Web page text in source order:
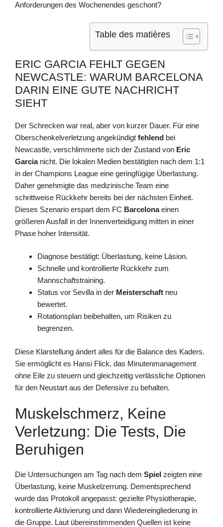
Anforderungen des Wochenendes geschont?
Table des matières
ERIC GARCIA FEHLT GEGEN
NEWCASTLE: WARUM BARCELONA
DARIN EINE GUTE NACHRICHT
SIEHT
Der Schrecken war real, aber von kurzer Dauer. Für eine
Oberschenkelverletzung angekündigt fehlend bei
Newcastle, verschlimmerte sich der Zustand von Eric
Garcianicht. Die lokalen Medien bestätigten nach dem 1:1
in der Champions League eine geringfügige Überlastung.
Daher genehmigte das medizinische Team eine
schrittweise Rückkehr bereits bei der nächsten Einheit.
Dieses Szenario erspart dem FC Barcelonaeinen
größeren Ausfall in der Innenverteidigung mitten in einer
Phase hoher Intensität.
Diagnose bestätigt: Überlastung, keine Läsion.
Schnelle und kontrollierte Rückkehr zum
Mannschaftstraining.
Status vor Sevilla in der Meisterschaft neu
bewertet.
Rotationsplan beibehalten, um Risiken zu
begrenzen.
Diese Klarstellung ändert alles für die Balance des Kaders.
Sie ermöglicht es Hansi Flick, das Minutenmanagement
ohne Eile zu steuern und gleichzeitig verlässliche Optionen
für den Neustart aus der Defensive zu behalten.
Muskelschmerz, Keine
Verletzung: Die Tests, Die
Beruhigen
Die Untersuchungen am Tag nach dem Spiel zeigten eine
Überlastung, keine Muskelzerrung. Dementsprechend
wurde das Protokoll angepasst: gezielte Physiotherapie,
kontrollierte Aktivierung und dann Wiedereingliederung in
die Gruppe. Laut übereinstimmenden Quellen ist keine